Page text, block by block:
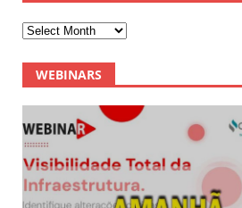
WEBINARS